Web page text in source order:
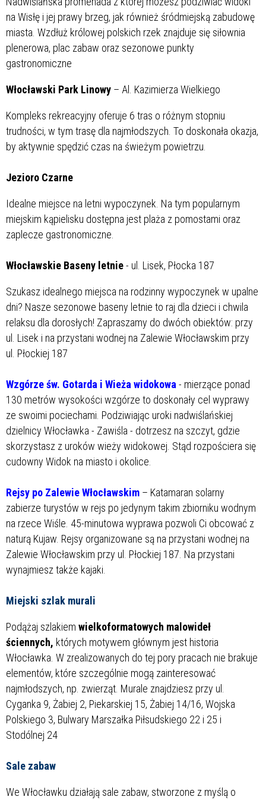
na Wisłę i jej prawy brzeg, jak również śródmiejską zabudowę
miasta. Wzdłuż królowej polskich rzek znajduje się siłownia
plenerowa, plac zabaw oraz sezonowe punkty
gastronomiczne
Włocławski Park Linowy – Al. Kazimierza Wielkiego
Kompleks rekreacyjny oferuje 6 tras o różnym stopniu
trudności, w tym trasę dla najmłodszych. To doskonała okazja,
by aktywnie spędzić czas na świeżym powietrzu.
Jezioro Czarne
Idealne miejsce na letni wypoczynek. Na tym popularnym
miejskim kąpielisku dostępna jest plaża z pomostami oraz
zaplecze gastronomiczne.
Włocławskie Baseny letnie- ul. Lisek, Płocka 187
Szukasz idealnego miejsca na rodzinny wypoczynek w upalne
dni? Nasze sezonowe baseny letnie to raj dla dzieci i chwila
relaksu dla dorosłych! Zapraszamy do dwóch obiektów: przy
ul. Lisek i na przystani wodnej na Zalewie Włocławskim przy
ul. Płockiej 187
Wzgórze św. Gotarda i Wieża widokowa - mierzące ponad
130 metrów wysokości wzgórze to doskonały cel wyprawy
ze swoimi pociechami. Podziwiając uroki nadwiślańskiej
dzielnicy Włocławka - Zawiśla - dotrzesz na szczyt, gdzie
skorzystasz z uroków wieży widokowej. Stąd rozpościera się
cudowny Widok na miasto i okolice.
Rejsy po Zalewie Włocławskim – Katamaran solarny
zabierze turystów w rejs po jedynym takim zbiorniku wodnym
na rzece Wiśle. 45-minutowa wyprawa pozwoli Ci obcować z
naturą Kujaw. Rejsy organizowane są na przystani wodnej na
Zalewie Włocławskim przy ul. Płockiej 187. Na przystani
wynajmiesz także kajaki.
Miejski szlak murali
Podążaj szlakiem wielkoformatowych malowideł
ściennych, których motywem głównym jest historia
Włocławka. W zrealizowanych do tej pory pracach nie brakuje
elementów, które szczególnie mogą zainteresować
najmłodszych, np. zwierząt. Murale znajdziesz przy ul.
Cyganka 9, Żabiej 2, Piekarskiej 15, Żabiej 14/16, Wojska
Polskiego 3, Bulwary Marszałka Piłsudskiego 22 i 25 i
Stodólnej 24
Sale zabaw
We Włocławku działają sale zabaw, stworzone z myślą o